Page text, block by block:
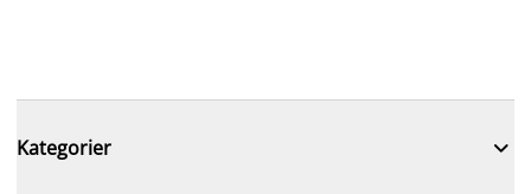
Kategorier 